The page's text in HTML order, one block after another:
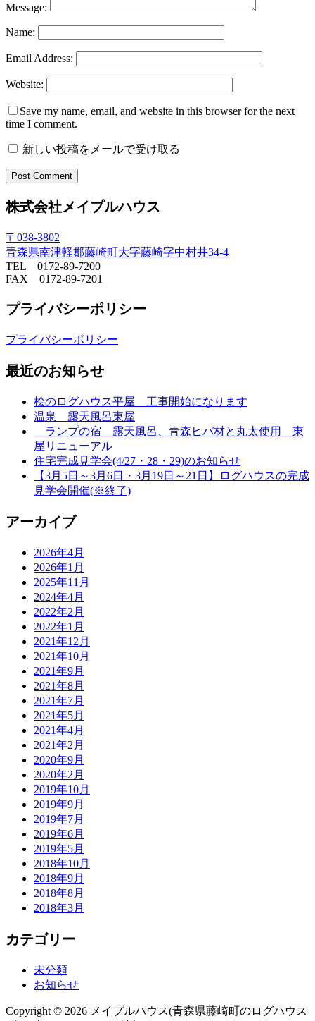
Message:
Name:
Email Address:
Website:
Save my name, email, and website in this browser for the next
time I comment.
新しい投稿をメールで受け取る
株式会社メイプルハウス
〒038-3802
青森県南津軽郡藤崎町大字藤崎字中村井34-4
TEL 0172-89-7200
FAX 0172-89-7201
プライバシーポリシー
プライバシーポリシー
最近のお知らせ
桧のログハウス平屋 工事開始になります
温泉 露天風呂東屋
ランプの宿 露天風呂、青森ヒバ材と丸太使用 東
屋リニューアル
住宅完成見学会(4/27・28・29)のお知らせ
【3月5日～3月6日・3月19日～21日】ログハウスの完成
見学会開催(※終了)
アーカイブ
2026年4月
2026年1月
2025年11月
2024年4月
2022年2月
2022年1月
2021年12月
2021年10月
2021年9月
2021年8月
2021年7月
2021年5月
2021年4月
2021年2月
2020年9月
2020年2月
2019年10月
2019年9月
2019年7月
2019年6月
2019年5月
2018年10月
2018年9月
2018年8月
2018年3月
カテゴリー
未分類
お知らせ
Copyright © 2026 メイプルハウス(青森県藤崎町のログハウス